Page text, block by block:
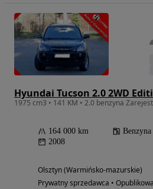
Hyundai Tucson 2.0 2WD
1975 cm3 • 141 KM • 2.0 benzyna
164 000 km Benzyna
2008
Olsztyn (Warmińsko-mazurskie)
Prywatny sprzedawca •